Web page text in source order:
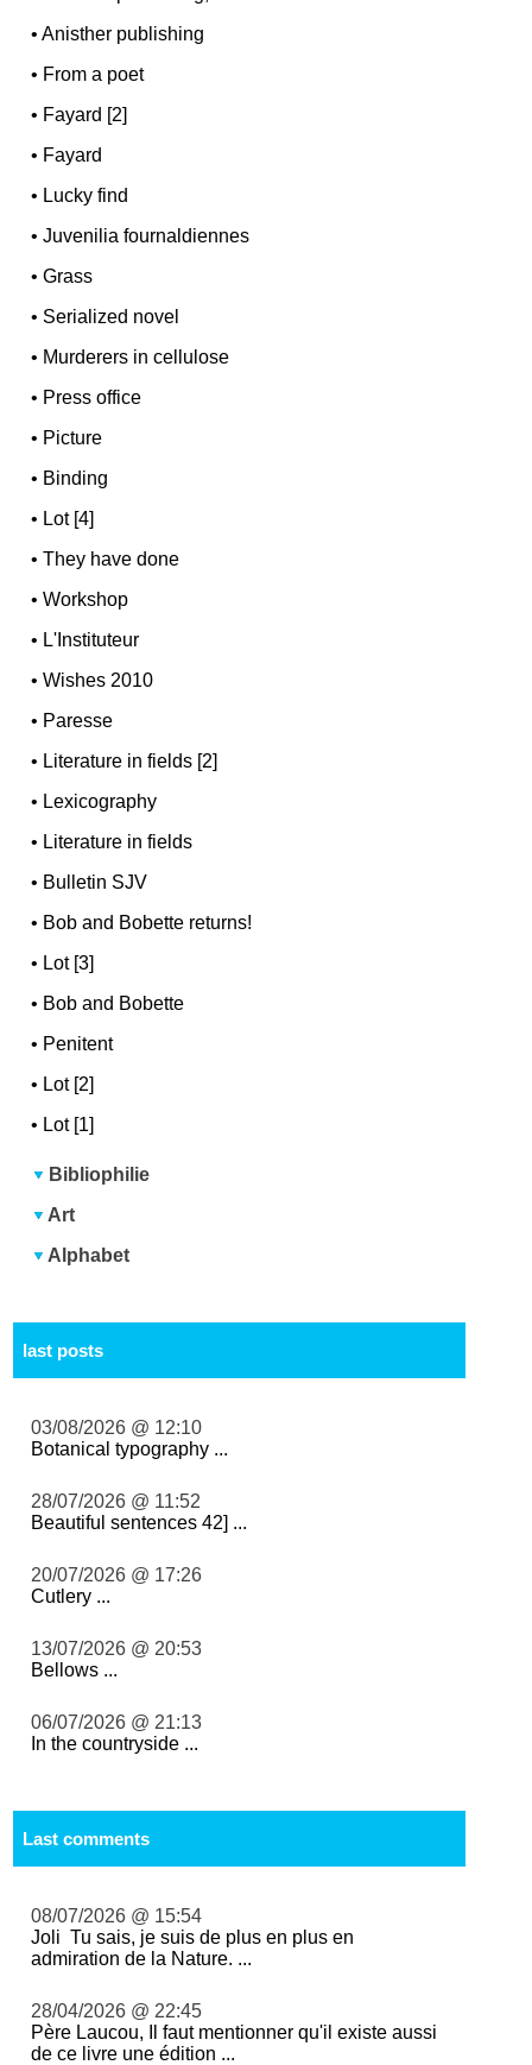
•Anisther publishing
• From a poet
• Fayard [2]
• Fayard
• Lucky find
•Juvenilia fournaldiennes
•Grass
• Serialized novel
• Murderers in cellulose
• Press office
• Picture
• Binding
• Lot [4]
•They have done
•Workshop
• L'Instituteur
•Wishes 2010
• Paresse
• Literature in fields [2]
• Lexicography
• Literature in fields
• Bulletin SJV
• Bob and Bobette returns!
• Lot [3]
• Bob and Bobette
• Penitent
• Lot [2]
• Lot [1]
Bibliophilie
Art
Alphabet
last posts
03/08/2026 @ 12:10
Botanical typography ...
28/07/2026 @ 11:52
Beautiful sentences 42] ...
20/07/2026 @ 17:26
Cutlery ...
13/07/2026 @ 20:53
Bellows ...
06/07/2026 @ 21:13
In the countryside ...
Last comments
08/07/2026 @ 15:54
Joli Tu sais, je suis de plus en plus en
admiration de la Nature. ...
28/04/2026 @ 22:45
Père Laucou, Il faut mentionner qu'il existe aussi
de ce livre une édition ...